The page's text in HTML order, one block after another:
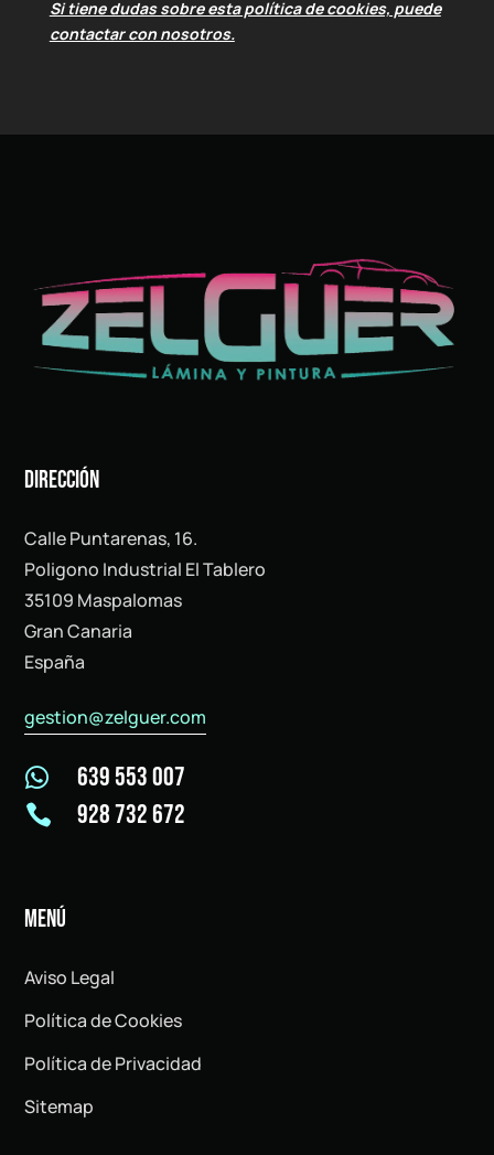
Si tiene dudas sobre esta política de cookies, puede
contactar con nosotros.
Dirección
Calle Puntarenas, 16.
Poligono Industrial El Tablero
35109 Maspalomas
Gran Canaria
España
gestion@zelguer.com
 639 553 007
 928 732 672
MENÚ
Aviso Legal
Política de Cookies
Política de Privacidad
Sitemap